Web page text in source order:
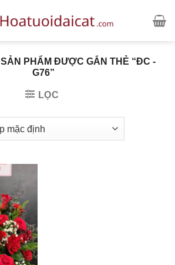
SẢN PHẨM ĐƯỢC GẮN THẺ “ĐC -
G76”
LỌC